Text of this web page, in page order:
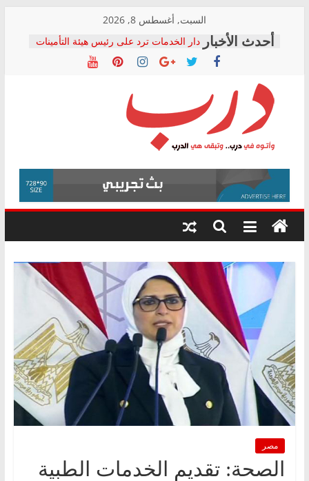
content
السبت, أغسطس 8, 2026
دار الخدمات ترد على رئيس هيئة التأمينات
بعد مؤتمره الصحفي: إنكار الأزمة لا ينهي
معاناة أصحاب المعاشات.. ونطالب بكشف
فرحات سليمان يكتب: القطاع الصحي إلى
أين؟
حزب التحالف الشعبي يطلق لجنة “الحق
في الصحة” بالإسكندرية لرصد الانتهاكات
ودعم المرضى
الوزاري لمدينة الصحفيين.. وانتهاء أعمال
إنشاء المبنى الإداري
المجلس القومي لحقوق الإنسان يعلن
متابعة قضية الدكتور محمد زهران.. ويؤكد:
قرينة البراءة وضمانات المحاكمة العادلة
درب
وأتوه
درب..
وتبقى
هي
مصر
الصحة: تقديم الخدمات الطبية